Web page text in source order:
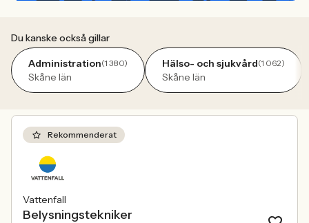
Du kanske också gillar
Administration(1 380)
Skåne län
Hälso- och sjukvård(1 062)
Skåne län
Rekommenderat
Vattenfall
Belysningstekniker